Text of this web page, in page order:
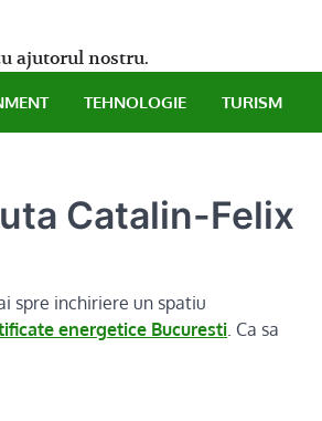
ajutorul nostru.
TEHNOLOGIE TURISM
Catalin-Felix
spre inchiriere un spatiu
energetice Bucuresti. Ca sa